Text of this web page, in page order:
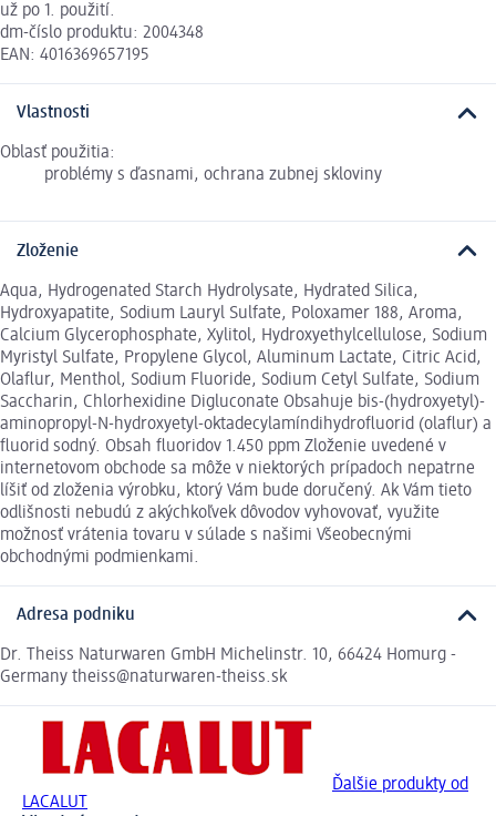
už po 1. použití.
dm-číslo produktu: 2004348
EAN: 4016369657195
Vlastnosti
Oblasť použitia:
problémy s ďasnami, ochrana zubnej skloviny
Zloženie
Aqua, Hydrogenated Starch Hydrolysate, Hydrated Silica,
Hydroxyapatite, Sodium Lauryl Sulfate, Poloxamer 188, Aroma,
Calcium Glycerophosphate, Xylitol, Hydroxyethylcellulose, Sodium
Myristyl Sulfate, Propylene Glycol, Aluminum Lactate, Citric Acid,
Olaflur, Menthol, Sodium Fluoride, Sodium Cetyl Sulfate, Sodium
Saccharin, Chlorhexidine Digluconate Obsahuje bis-(hydroxyetyl)-
aminopropyl-N-hydroxyetyl-oktadecylamíndihydrofluorid (olaflur) a
fluorid sodný. Obsah fluoridov 1.450 ppm Zloženie uvedené v
internetovom obchode sa môže v niektorých prípadoch nepatrne
líšiť od zloženia výrobku, ktorý Vám bude doručený. Ak Vám tieto
odlišnosti nebudú z akýchkoľvek dôvodov vyhovovať, využite
možnosť vrátenia tovaru v súlade s našimi Všeobecnými
obchodnými podmienkami.
Adresa podniku
Dr. Theiss Naturwaren GmbH Michelinstr. 10, 66424 Homurg -
Germany theiss@naturwaren-theiss.sk
Ďalšie produkty od
LACALUT